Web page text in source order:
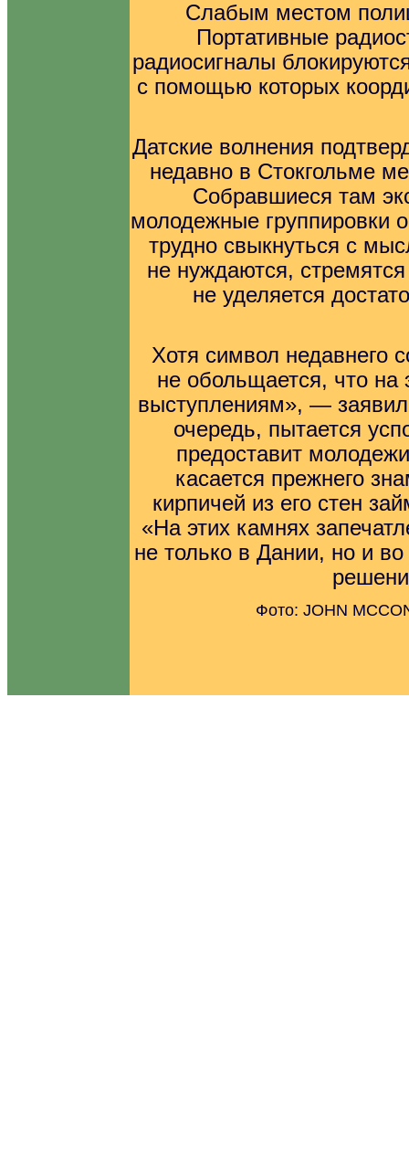
Слабым местом
Портативные
радиосигналы
с помощью которых
Датские волнения
недавно в Стокгольме
Собравшиеся там
молодежные группировки
трудно свыкнуться с
не нуждаются,
не уделяется
Хотя символ недавнего
не обольщается, что
выступлениям», —
очередь, пытается
предоставит
касается прежнего
кирпичей из его стен
«На этих камнях
не только в Дании, но и
Фото: JOHN